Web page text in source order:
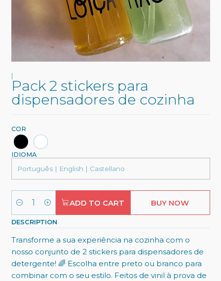
|
Pack 2 stickers para
dispensadores de cozinha
COR
IDIOMA
Quantity
ADD TO CART BUY NOW
DESCRIPTION
Transforme a sua experiência na cozinha com o
nosso conjunto de 2 stickers para dispensadores de
detergente! 🌈 Escolha entre preto ou branco para
combinar com o seu estilo. Feitos de vinil à prova de